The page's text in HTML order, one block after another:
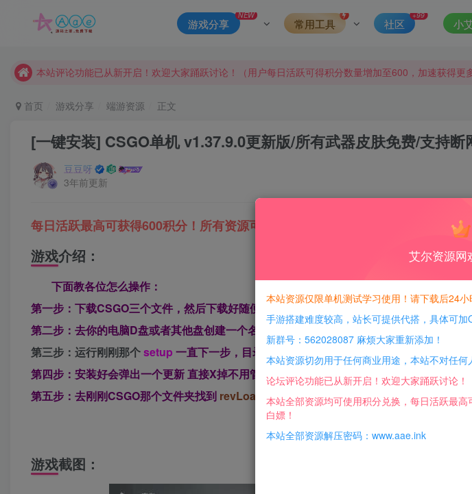
游戏分享
NEW
常用工具 社区
+99
小
请勿相信任何评论区广告！以免上当受骗！
本站评论功能已从新开启！欢迎大家踊跃讨论！（用户每日活跃可得积分数量增加至600，加速获得更
现在赞助会员享受专属折扣，详情点击此条公告。
请勿相信任何评论区广告！以免上当受骗！
本网站的文章部分内容可能来源于网络，仅供大家学习与参考，如有侵权，请联系站长QQ466107887
首页 游戏分享 端游资源 正文
[一键安装] CSGO单机 v1.37.9.0更新版/所有武器皮肤免费/支持断
豆豆呀
3年前更新
每日活跃最高可获得600积分！所有资源可以使用积分免费兑换！
游戏介绍：
下面教各位怎么操作：
第一步：下载CSGO三个文件，然后下载好随便选择一个解压！！解压出来有一个 setup
第二步：去你的电脑D盘或者其他盘创建一个名字为CSGO的文件夹！！！
第三步：运行刚刚那个setup 一直下一步，目录选择你创建的CSGO文件夹！！！
第四步：安装好会弹出一个更新 直接X掉不用管 桌面有个 Counter-Strike Global
第五步：去刚刚CSGO那个文件夹找到 revLoader启动即可进入游戏！！！！
游戏截图：
艾尔资源网
本站资源仅限单机测试学习使用！请下载后24小
手游搭建难度较高，站长可提供代搭，具体可加
新群号：562028087 麻烦大家重新添加！
本站资源切勿用于任何商业用途，本站不对任何
论坛评论功能已从新开启！欢迎大家踊跃讨论！
本站全部资源均可使用积分兑换，每日活跃最
白嫖！
本站全部资源解压密码：www.aae.ink